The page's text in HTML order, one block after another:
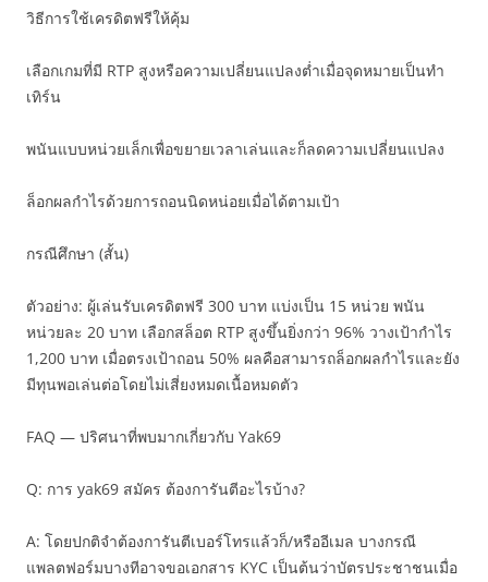
วิธีการใช้เครดิตฟรีให้คุ้ม
เลือกเกมที่มี RTP สูงหรือความเปลี่ยนแปลงต่ำเมื่อจุดหมายเป็นทำ
เทิร์น
พนันแบบหน่วยเล็กเพื่อขยายเวลาเล่นและก็ลดความเปลี่ยนแปลง
ล็อกผลกำไรด้วยการถอนนิดหน่อยเมื่อได้ตามเป้า
กรณีศึกษา (สั้น)
ตัวอย่าง: ผู้เล่นรับเครดิตฟรี 300 บาท แบ่งเป็น 15 หน่วย พนัน
หน่วยละ 20 บาท เลือกสล็อต RTP สูงขึ้นยิ่งกว่า 96% วางเป้ากำไร
1,200 บาท เมื่อตรงเป้าถอน 50% ผลคือสามารถล็อกผลกำไรและยัง
มีทุนพอเล่นต่อโดยไม่เสี่ยงหมดเนื้อหมดตัว
FAQ — ปริศนาที่พบมากเกี่ยวกับ Yak69
Q: การ yak69 สมัคร ต้องการันตีอะไรบ้าง?
A: โดยปกติจำต้องการันตีเบอร์โทรแล้วก็/หรืออีเมล บางกรณี
แพลตฟอร์มบางทีอาจขอเอกสาร KYC เป็นต้นว่าบัตรประชาชนเมื่อ